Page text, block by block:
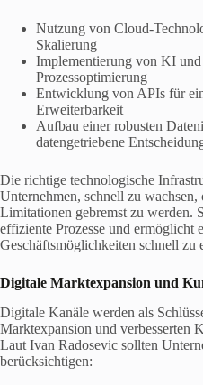
Nutzung von Cloud-
Skalierung
Implementierung von KI
Prozessoptimierung
Entwicklung von APIs für
Erweiterbarkeit
Aufbau einer robusten
datengetriebene
Die richtige technologische
Unternehmen, schnell zu wachsen,
Limitationen gebremst zu werden.
effiziente Prozesse und ermöglicht
Geschäftsmöglichkeiten schnell zu
Digitale Marktexpansion und
Digitale Kanäle werden als
Marktexpansion und verbesserten
Laut Ivan Radosevic sollten
berücksichtigen: